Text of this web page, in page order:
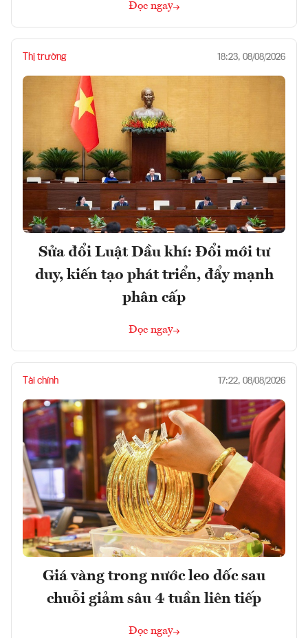
Đọc ngay
Thị trường 18:23, 08/08/2026
Sửa đổi Luật Dầu khí: Đổi mới tư
duy, kiến tạo phát triển, đẩy mạnh
phân cấp
Đọc ngay
Tài chính 17:22, 08/08/2026
Giá vàng trong nước leo dốc sau
chuỗi giảm sâu 4 tuần liên tiếp
Đọc ngay